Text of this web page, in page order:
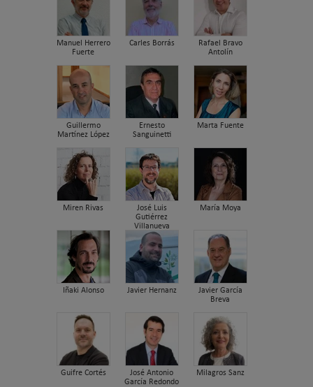
Manuel Herrero
Fuerte
Carles Borrás
Rafael Bravo
Antolín
Guillermo
Martínez López
Ernesto
Sanguinetti
Marta Fuente
Miren Rivas
José Luis
Gutiérrez
Villanueva
María Moya
Iñaki Alonso Javier Hernanz
Javier García
Breva
Guifre Cortés
José Antonio
García Redondo
Milagros Sanz